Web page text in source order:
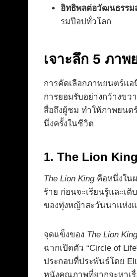
อิทธิพลต่อวัฒนธรรม
รมป๊อปทั่วโลก
เจาะลึก 5 ภา
การคัดเลือกภาพยนตร์แ
การยอมรับอย่างกว้างขว
สื่อถึงผู้ชม ทำให้ภาพยนต
นึ่งครั้งในชีวิต
1. The Lion
The Lion Kingคือหนึ่งในผ
ร้าย ก่อนจะเรียนรู้และเ
ของทุ่งหญ้าสะวันนาแห่ง
จุดแข็งของ The Lion King
ฉากเปิดตัว “Circle of
ประกอบที่ประพันธ์โดย
หนังคุณภาพที่ยากจะหาเรื่